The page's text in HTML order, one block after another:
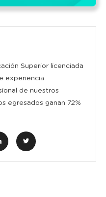
Superior licenciada
experiencia
de nuestros
egresados ganan 72%